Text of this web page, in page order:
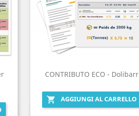
CONTRIBUTO ECO - Dolibarr
 AGGIUNGI AL CARRELLO